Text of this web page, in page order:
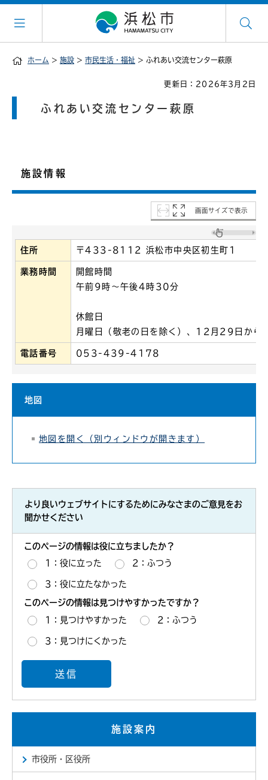
ホーム > 施設 > 市民生活・福祉 > ふれあい交流センター萩原
施設案内
市役所・区役所
更新日：2026年3月2日
ふれあい交流センター萩原
施設情報
画面サイズで表示
住所 〒433-8112 浜松市中央区初生町1
業務時間
開館時間
午前9時～午後4時30分
休館日
月曜日（敬老の日を除く）、12月29日から
電話番号 053-439-4178
地図
地図を開く（別ウィンドウが開きます）
より良いウェブサイトにするためにみなさまのご意見をお
聞かせください
このページの情報は役に立ちましたか？
1：役に立った 2：ふつう
3：役に立たなかった
このページの情報は見つけやすかったですか？
1：見つけやすかった 2：ふつう
3：見つけにくかった